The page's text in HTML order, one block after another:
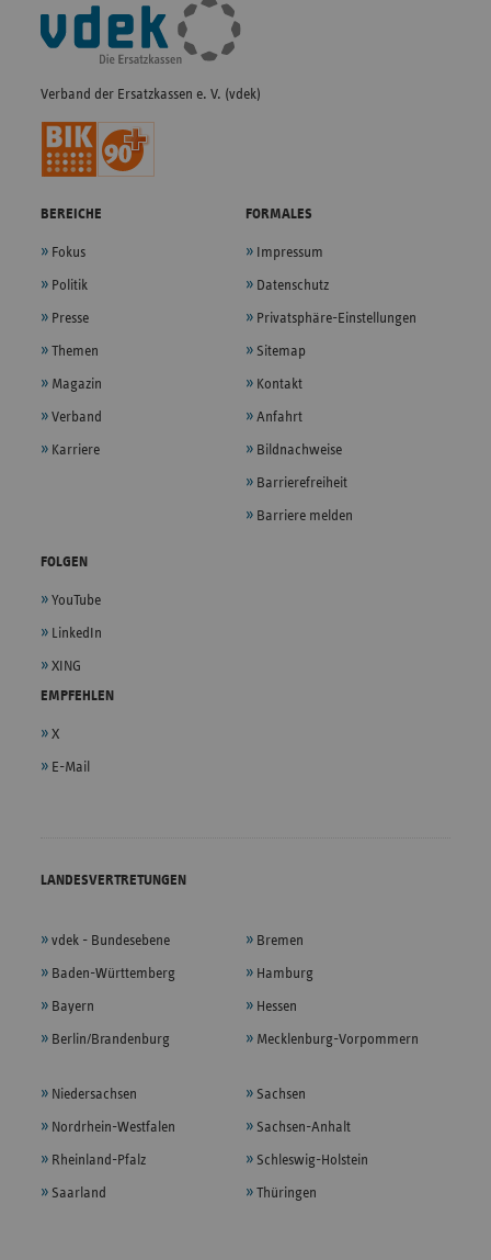
Fußleisten-
Navigation
Verband der Ersatzkassen e. V. (vdek)
BEREICHE
Fokus
Politik
Presse
Themen
Magazin
Verband
Karriere
FORMALES
Impressum
Datenschutz
Privatsphäre-Einstellungen
Sitemap
Kontakt
Anfahrt
Bildnachweise
Barrierefreiheit
Barriere melden
FOLGEN
YouTube
LinkedIn
XING
EMPFEHLEN
X
E-Mail
LANDESVERTRETUNGEN
vdek - Bundesebene
Baden-Württemberg
Bayern
Berlin/Brandenburg
Bremen
Hamburg
Hessen
Mecklenburg-Vorpommern
Niedersachsen
Nordrhein-Westfalen
Rheinland-Pfalz
Saarland
Sachsen
Sachsen-Anhalt
Schleswig-Holstein
Thüringen